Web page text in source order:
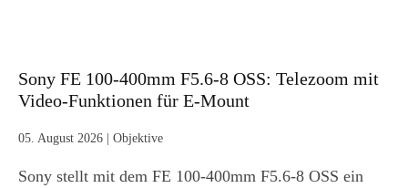
Sony FE 100-400mm F5.6-8 OSS: Telezoom mit
Video-Funktionen für E-Mount
05. August 2026 Objektive
Sony stellt mit dem FE 100-400mm F5.6-8 OSS ein